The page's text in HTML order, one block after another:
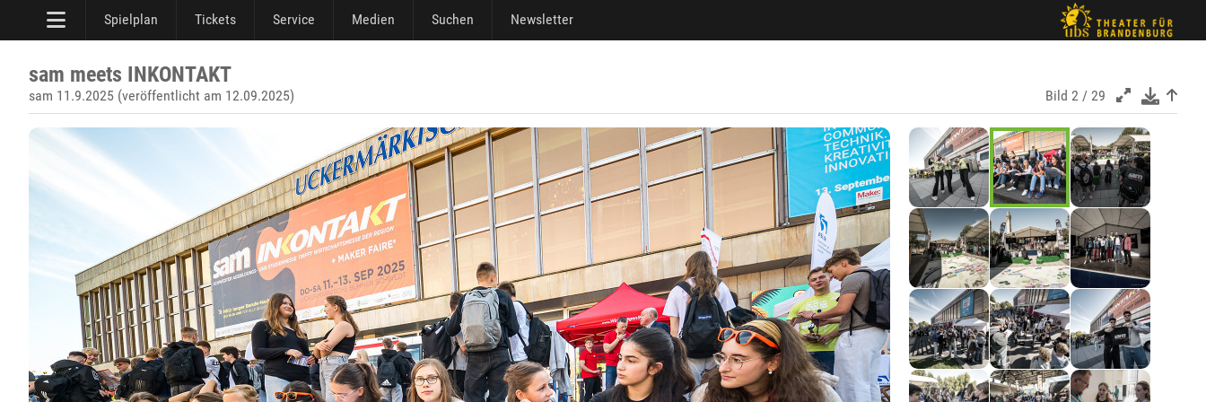
Spielplan Tickets Service Medien Suchen Newsletter
sam meets INKONTAKT
sam 11.9.2025 (veröffentlicht am 12.09.2025) Bild 2 / 29